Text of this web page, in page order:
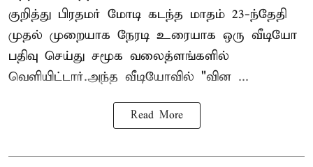
குறித்து பிரதமர் மோடி கடந்த மாதம் 23-ந்தேதி
முதல் முறையாக நேரடி உரையாக ஒரு வீடியோ
பதிவு செய்து சமூக வலைத்ளங்களில்
வெளியிட்டார்.அந்த வீடியோவில் "வின ...
Read More